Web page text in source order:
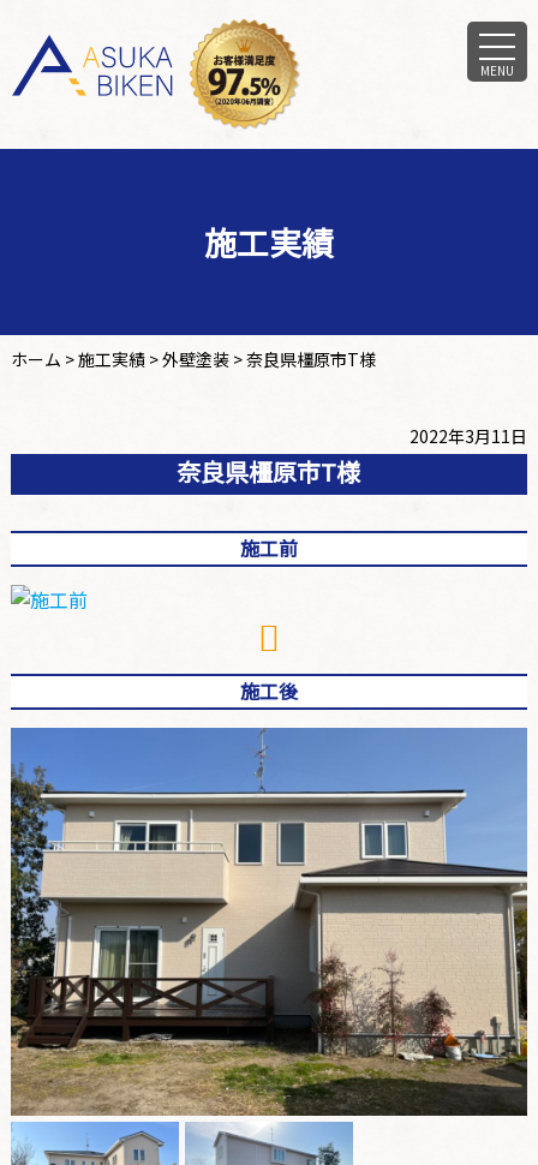
MENU
施工実績
ホーム >施工実績>外壁塗装>奈良県橿原市T様
2022年3月11日
奈良県橿原市T様
施工前
施工後